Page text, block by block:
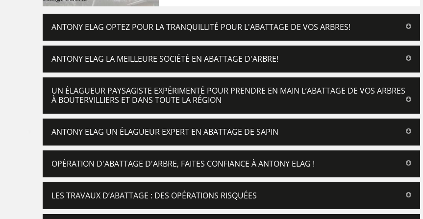
ANTONY ELAG OPTEZ POUR LA TRANQUILLITÉ POUR L'ABATTAGE DE VOS ARBRES!
ANTONY ELAG LA MEILLEURE SOCIÉTÉ EN ABATTAGE D'ARBRE!
UN ÉLAGUEUR PAYSAGISTE EXPÉRIMENTÉ POUR PRENDRE EN MAIN L’ABATTAGE DE VOS ARBRES
À BOUTERVILLIERS ET DANS TOUTE LA RÉGION
ANTONY ELAG UN ÉLAGUEUR EXPERT EN ABATTAGE DE SAPIN
OPÉRATION D'ABATTAGE D'ARBRE, FAITES CONFIANCE À ANTONY ELAG !
LES TRAVAUX D’ABATTAGE : DES OPÉRATIONS RISQUÉES